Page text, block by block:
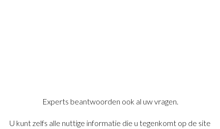
Experts beantwoorden ook al uw vragen.
U kunt zelfs alle nuttige informatie die u tegenkomt op de site